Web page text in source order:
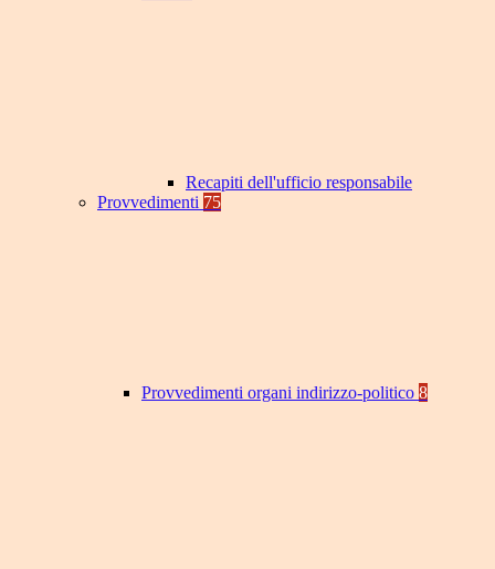
Recapiti dell'ufficio responsabile
Provvedimenti 75
Provvedimenti organi indirizzo-politico 8